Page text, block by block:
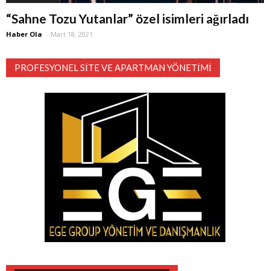
“Sahne Tozu Yutanlar” özel isimleri ağırladı
Haber Ola - Mart 18, 2021
PROFESYONEL SITE VE APARTMAN YÖNETIMI